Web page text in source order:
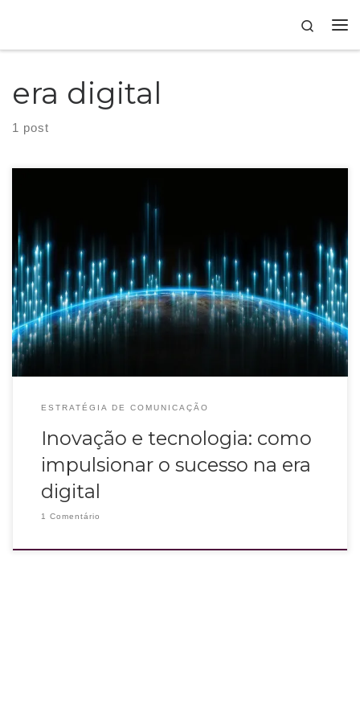
Search
era digital
1 post
As empresas que investem em inovação estão bem posicionadas para
impulsionar o sucesso e se destacar da concorrência.
ESTRATÉGIA DE COMUNICAÇÃO
Inovação e tecnologia: como
impulsionar o sucesso na era
digital
1 Comentário